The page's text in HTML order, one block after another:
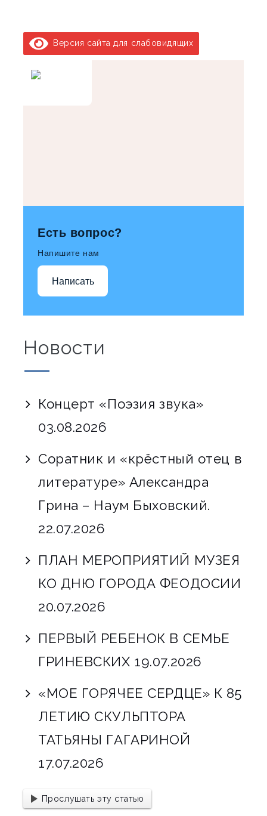
Версия сайта для слабовидящих
Есть вопрос?
Напишите нам
Написать
Новости
Концерт «Поэзия звука»
03.08.2026
Соратник и «крёстный отец в
литературе» Александра
Грина – Наум Быховский.
22.07.2026
ПЛАН МЕРОПРИЯТИЙ МУЗЕЯ
КО ДНЮ ГОРОДА ФЕОДОСИИ
20.07.2026
ПЕРВЫЙ РЕБЕНОК В СЕМЬЕ
ГРИНЕВСКИХ 19.07.2026
«МОЕ ГОРЯЧЕЕ СЕРДЦЕ» К 85
ЛЕТИЮ СКУЛЬПТОРА
ТАТЬЯНЫ ГАГАРИНОЙ
17.07.2026
Прослушать эту статью